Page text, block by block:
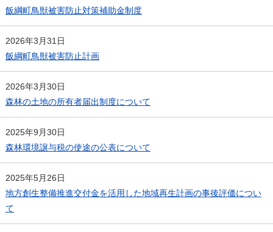
飯綱町鳥獣被害防止対策補助金制度
2026年3月31日
飯綱町鳥獣被害防止計画
2026年3月30日
森林の土地の所有者届出制度について
2025年9月30日
森林環境譲与税の使途の公表について
2025年5月26日
地方創生整備推進交付金を活用した地域再生計画の事後評価につい
て